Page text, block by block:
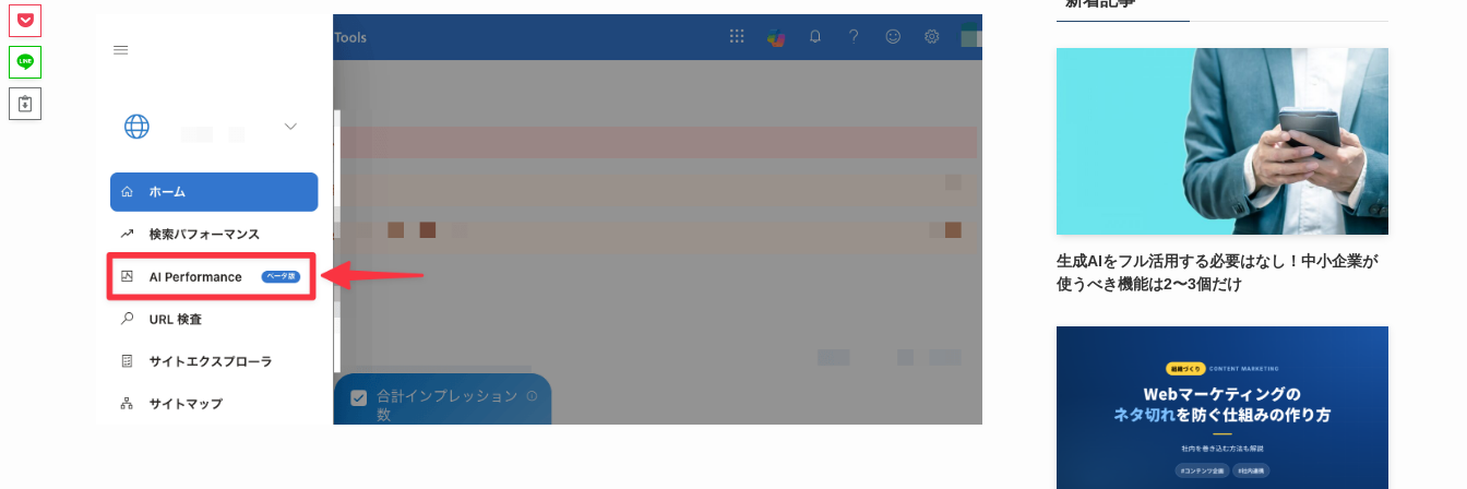
生成AIをフル活用する必要はなし！中小企業が
使うべき機能は2〜3個だけ